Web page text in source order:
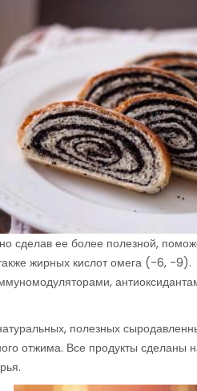
сделав ее более полезной,
жирных кислот омега (-6, -
полезных
отжима. Все продукты сделаны